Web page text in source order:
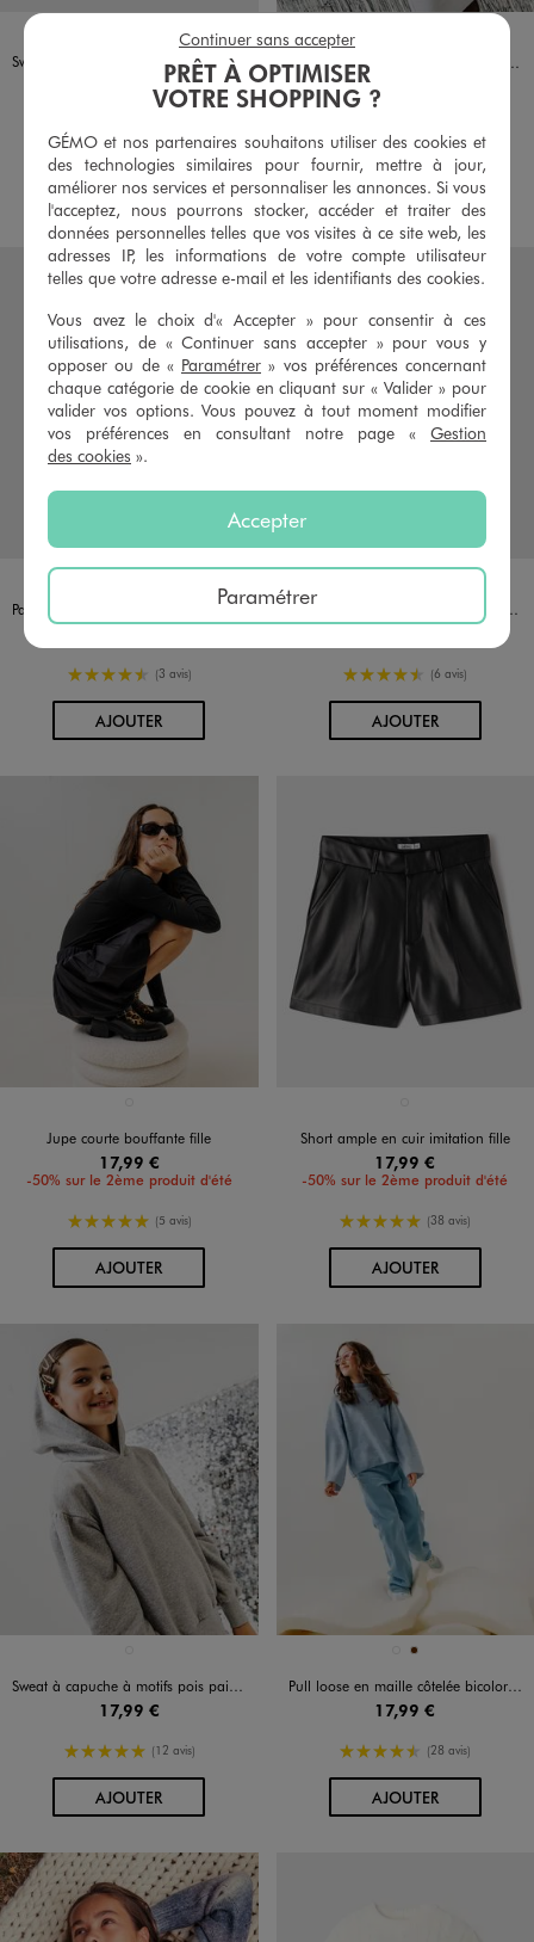
Disponible en 1 coloris
LILO & STITCH
Sweat de Noël à motif Stitch fille - Disney
19,99 €
AJOUTERAU PANIER
Disponible en 2 coloris
Robe manches longues coupe courte et ajustée en maille pailletée fille
14,99 €
-50% sur le 2ème produit d'été
4/5 de moyenne
(9 avis)
AJOUTERAU PANIER
Disponible en 3 coloris
Pantalon de jogging ample avec ceinture ajustable fille
4.5/5 de moyenne
(3 avis)
AJOUTERAU PANIER
NOIR STANDARD
Pantalon de jogging ample avec ceinture ajustable fille
4.5/5 de moyenne
(6 avis)
AJOUTERAU PANIER
Jupe courte bouffante fille
17,99 €
-50% sur le 2ème produit d'été
5/5 de moyenne
(5 avis)
AJOUTERAU PANIER
Short ample en cuir imitation fille
17,99 €
-50% sur le 2ème produit d'été
5/5 de moyenne
(38 avis)
AJOUTERAU PANIER
Sweat à capuche à motifs pois pailletés fille
17,99 €
5/5 de moyenne
(12 avis)
AJOUTERAU PANIER
Disponible en 2 coloris
BLEU STANDARD
MARRON
Pull loose en maille côtelée bicolore col cheminée fille
17,99 €
4.5/5 de moyenne
(28 avis)
AJOUTERAU PANIER
PRÊT À OPTIMISER
VOTRE SHOPPING ?
GÉMO et nos partenaires souhaitons utiliser des cookies et
des technologies similaires pour fournir, mettre à jour,
améliorer nos services et personnaliser les annonces. Si vous
l'acceptez, nous pourrons stocker, accéder et traiter des
données personnelles telles que vos visites à ce site web, les
adresses IP, les informations de votre compte utilisateur
telles que votre adresse e-mail et les identifiants des cookies.
Vous avez le choix d'« Accepter » pour consentir à ces
utilisations, de « Continuer sans accepter » pour vous y
opposer ou de « Paramétrer » vos préférences concernant
chaque catégorie de cookie en cliquant sur « Valider » pour
valider vos options. Vous pouvez à tout moment modifier
vos préférences en consultant notre page « Gestion
des cookies ».
Accepter
Paramétrer
Continuer sans accepter